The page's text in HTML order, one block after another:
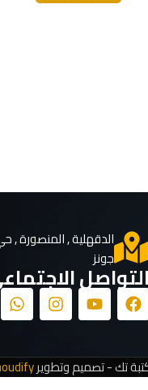
الدقهلية , المنصورة ,
جونز
التواصل